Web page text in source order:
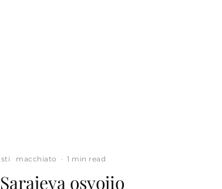
macchiato · 1 min read
osvojio